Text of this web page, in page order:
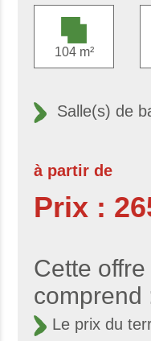
104 m²
Salle(s) de
à partir de
Prix :
Cette
comprend
Le prix du